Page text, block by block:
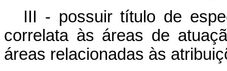
III - possuir título de
correlata às áreas de
áreas relacionadas às